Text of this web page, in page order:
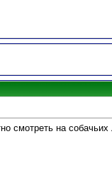
смотреть на собачьих